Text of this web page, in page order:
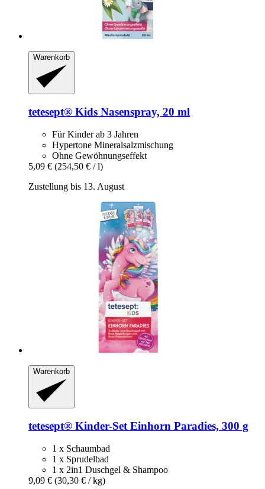
Warenkorb
tetesept® Kids Nasenspray, 20 ml
Für Kinder ab 3 Jahren
Hypertone Mineralsalzmischung
Ohne Gewöhnungseffekt
5,09 € (254,50 € / l)
Zustellung bis 13. August
Warenkorb
tetesept® Kinder-​Set Einhorn Paradies, 300 g
1 x Schaumbad
1 x Sprudelbad
1 x 2in1 Duschgel & Shampoo
9,09 € (30,30 € / kg)